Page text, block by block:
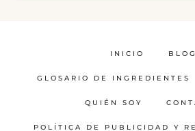
INICIO BLOG
GLOSARIO DE INGREDIENTES
QUIÉN SOY
POLÍTICA DE PUBLICIDAD Y